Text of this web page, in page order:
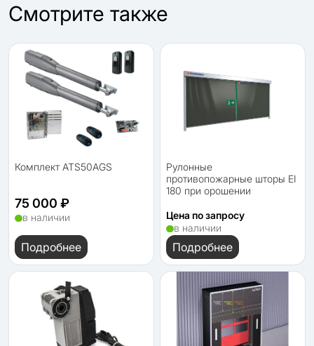
Cмотрите также
Комплект ATS50АGS
75 000 ₽
в наличии
Подробнее
Рулонные
противопожарные шторы EI
180 при орошении
Цена по запросу
в наличии
Подробнее